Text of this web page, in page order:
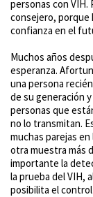
personas con VIH.
consejero, porque
confianza en el
Muchos años
esperanza.
una persona
de su generación
personas que
no lo transmitan.
muchas parejas
otra muestra más
importante la
la prueba del VIH,
posibilita el